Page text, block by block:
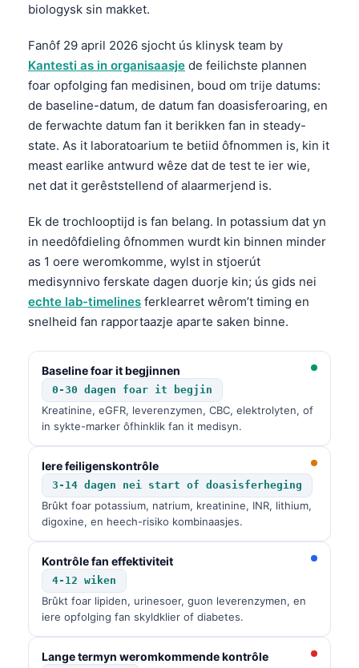
biologysk sin makket.
Fanôf 29 april 2026 sjocht ús klinysk team by
Kantesti as in organisaasje de feilichste plannen
foar opfolging fan medisinen, boud om trije datums:
de baseline-datum, de datum fan doasisferoaring, en
de ferwachte datum fan it berikken fan in steady-
state. As it laboratoarium te betiid ôfnommen is, kin it
meast earlike antwurd wêze dat de test te ier wie,
net dat it gerêststellend of alaarmerjend is.
Ek de trochlooptijd is fan belang. In potassium dat yn
in needôfdieling ôfnommen wurdt kin binnen minder
as 1 oere weromkomme, wylst in stjoerút
medisynnivo ferskate dagen duorje kin; ús gids nei
echte lab-timelines ferklearret wêrom’t timing en
snelheid fan rapportaazje aparte saken binne.
Baseline foar it begjinnen
0-30 dagen foar it begjin
Kreatinine, eGFR, leverenzymen, CBC, elektrolyten, of
in sykte-marker ôfhinklik fan it medisyn.
Iere feiligenskontrôle
3-14 dagen nei start of doasisferheging
Brûkt foar potassium, natrium, kreatinine, INR, lithium,
digoxine, en heech-risiko kombinaasjes.
Kontrôle fan effektiviteit
4-12 wiken
Brûkt foar lipiden, urinesoer, guon leverenzymen, en
iere opfolging fan skyldklier of diabetes.
Lange termyn weromkommende kontrôle